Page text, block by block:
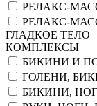
РЕЛАКС-
РЕЛАКС-
ГЛАДКОЕ ТЕЛО
КОМПЛЕКСЫ
БИКИНИ И
ГОЛЕНИ,
БИКИНИ,